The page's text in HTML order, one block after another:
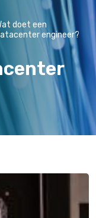
doet een
engineer?